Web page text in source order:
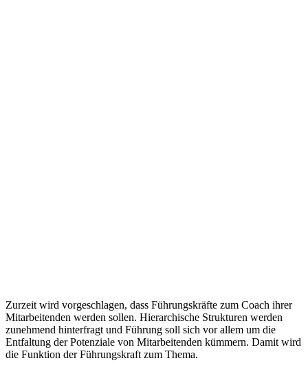
Zurzeit wird vorgeschlagen, dass Führungskräfte zum Coach ihrer
Mitarbeitenden werden sollen. Hierarchische Strukturen werden
zunehmend hinterfragt und Führung soll sich vor allem um die
Entfaltung der Potenziale von Mitarbeitenden kümmern. Damit wird
die Funktion der Führungskraft zum Thema.